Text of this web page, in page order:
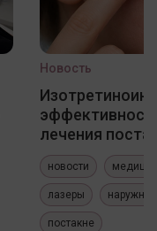
Новость
Изотретиноин
лечения
новости
лазеры
постакне